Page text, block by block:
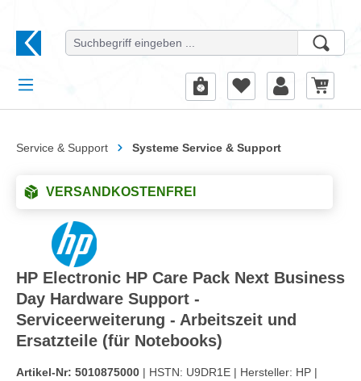
Service & Support Systeme Service & Support
VERSANDKOSTENFREI
HP Electronic HP Care Pack Next Business
Day Hardware Support -
Serviceerweiterung - Arbeitszeit und
Ersatzteile (für Notebooks)
Artikel-Nr: 5010875000 | HSTN: U9DR1E | Hersteller: HP |